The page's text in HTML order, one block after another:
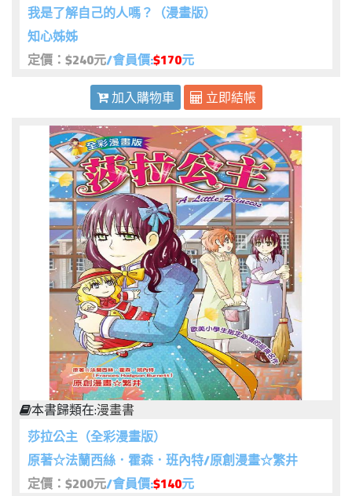
我是了解自己的人嗎？（漫畫版）
知心姊姊
定價：$240元/會員價:$170元
加入購物車
立即結帳
本書歸類在:漫畫書
莎拉公主（全彩漫畫版）
原著☆法蘭西絲．霍森．班內特/原創漫畫☆繁井
定價：$200元/會員價:$140元